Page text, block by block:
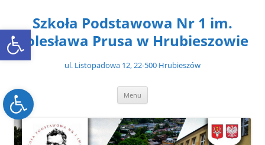
Open toolbar
Open toolbar
treściSzkoła Podstawowa Nr 1 im.
Bolesława Prusa w Hrubieszowie
ul. Listopadowa 12, 22-500 Hrubieszów
Menu